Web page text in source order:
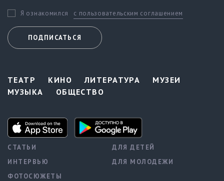
Я ознакомился с пользовательским соглашением
ПОДПИСАТЬСЯ
ТЕАТР КИНО ЛИТЕРАТУРА
МУЗЕИ
МУЗЫКА
ОБЩЕСТВО
СТАТЬИ
ИНТЕРВЬЮ
ФОТОСЮЖЕТЫ
ДЛЯ ДЕТЕЙ
ДЛЯ МОЛОДЕЖИ